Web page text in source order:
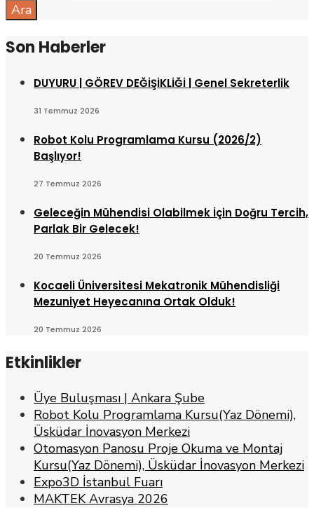
Ara
Son Haberler
DUYURU | GÖREV DEĞİŞİKLİĞİ | Genel Sekreterlik
31 Temmuz 2026
Robot Kolu Programlama Kursu (2026/2)
Başlıyor!
27 Temmuz 2026
Geleceğin Mühendisi Olabilmek İçin Doğru Tercih,
Parlak Bir Gelecek!
20 Temmuz 2026
Kocaeli Üniversitesi Mekatronik Mühendisliği
Mezuniyet Heyecanına Ortak Olduk!
20 Temmuz 2026
Etkinlikler
Üye Buluşması | Ankara Şube
Robot Kolu Programlama Kursu(Yaz Dönemi),
Üsküdar İnovasyon Merkezi
Otomasyon Panosu Proje Okuma ve Montaj
Kursu(Yaz Dönemi), Üsküdar İnovasyon Merkezi
Expo3D İstanbul Fuarı
MAKTEK Avrasya 2026